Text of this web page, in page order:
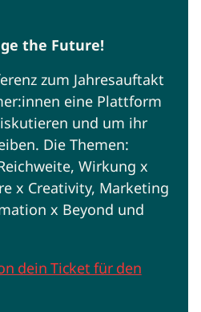
the Future!
zum Jahresauftakt
eine Plattform
und um ihr
Die Themen:
Wirkung x
x Creativity, Marketing
x Beyond und
dein Ticket für den